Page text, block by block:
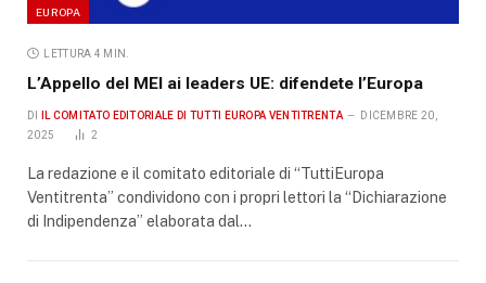
EUROPA
LETTURA 4 MIN.
L’Appello del MEI ai leaders UE: difendete l’Europa
DI IL COMITATO EDITORIALE DI TUTTI EUROPA VENTITRENTA
DICEMBRE 20,
2025
2
La redazione e il comitato editoriale di “TuttiEuropa
Ventitrenta” condividono con i propri lettori la “Dichiarazione
di Indipendenza” elaborata dal…